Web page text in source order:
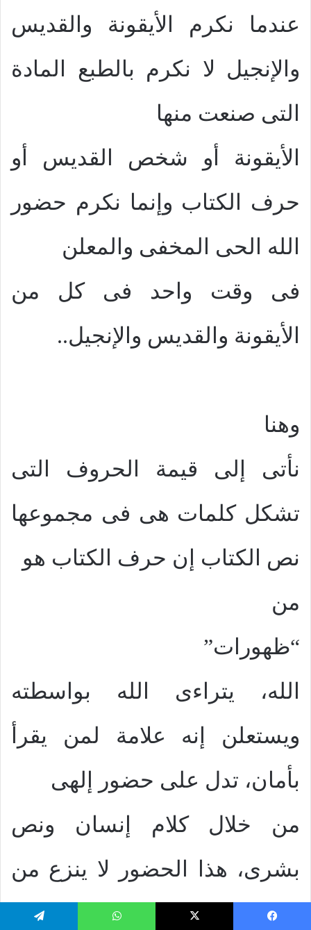
عندما نكرم الأيقونة والقديس
والإنجيل لا نكرم بالطبع المادة
التى صنعت منها
الأيقونة أو شخص القديس أو
حرف الكتاب وإنما نكرم حضور
الله الحى المخفى والمعلن
فى وقت واحد فى كل من
الأيقونة والقديس والإنجيل..
وهنا
نأتى إلى قيمة الحروف التى
تشكل كلمات هى فى مجموعها
نص الكتاب إن حرف الكتاب هو
من
“ظهورات”
الله، يتراءى الله بواسطته
ويستعلن إنه علامة لمن يقرأ
بأمان، تدل على حضور إلهى
من خلال كلام إنسان ونص
بشرى، هذا الحضور لا ينزع من
الكاتب حريته كإنسان مفكر